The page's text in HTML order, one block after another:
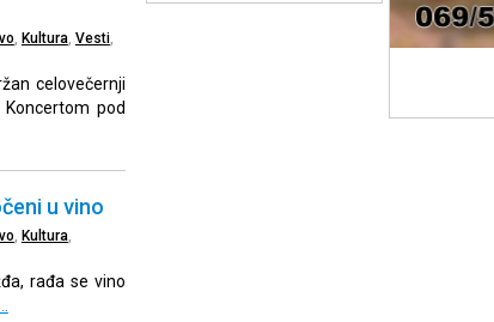
Kultura, Vesti,
celovečernji
Koncertom pod
u vino
Kultura,
rađa se vino